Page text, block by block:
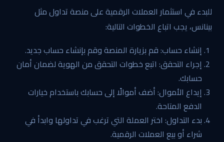
للبدء في استثمار العملات الرقمية على منصة تداول مثل
بينانس، يجب اتباع الخطوات التالية:
إنشاء حساب: قم بزيارة المنصة وقم بإنشاء حساب جديد.
إجراء التحقق: اتبع خطوات التحقق من الهوية لضمان أمان
حسابك.
إيداع الأموال: أضف أموالًا إلى حسابك باستخدام خيارات
الدفع المتاحة.
بدء التداول: اختر العملة التي ترغب في تداولها وابدأ في
شراء أو بيع العملات الرقمية.